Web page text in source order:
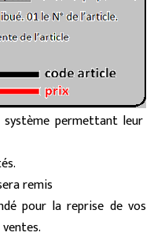
système permettant leur
remis
pour la reprise de vos